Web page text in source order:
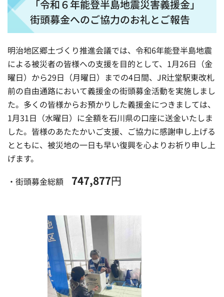
「令和６年能登半島地震災害義援金」
街頭募金へのご協力のお礼とご報告
明治地区郷土づくり推進会議では、令和6年能登半島地震
による被災者の皆様への支援を目的として、1月26日（金
曜日）から29日（月曜日）までの4日間、JR辻堂駅東改札
前の自由通路において義援金の街頭募金活動を実施しまし
た。多くの皆様からお預かりした義援金につきましては、
1月31日（水曜日）に全額を石川県の口座に送金いたしま
した。皆様のあたたかいご支援、ご協力に感謝申し上げる
とともに、被災地の一日も早い復興を心よりお祈り申し上
げます。
・街頭募金総額 747,877円